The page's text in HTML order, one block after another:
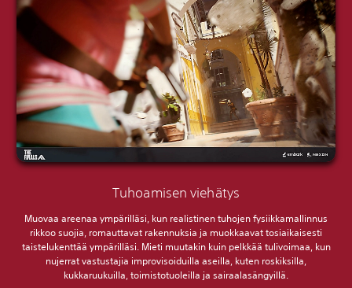
Tuhoamisen viehätys
Muovaa areenaa ympärilläsi, kun realistinen tuhojen fysiikkamallinnus
rikkoo suojia, romauttavat rakennuksia ja muokkaavat tosiaikaisesti
taistelukenttää ympärilläsi. Mieti muutakin kuin pelkkää tulivoimaa, kun
nujerrat vastustajia improvisoiduilla aseilla, kuten roskiksilla,
kukkaruukuilla, toimistotuoleilla ja sairaalasängyillä.